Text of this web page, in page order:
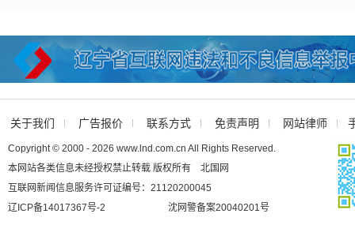
关于我们 广告报价 联系方式 免责声明 网站律师
Copyright © 2000 - 2026 www.lnd.com.cn All Rights Reserved.
本网站各类信息未经授权禁止转载 版权所有 北国网
互联网新闻信息服务许可证编号：21120200045
辽ICP备14017367号-2
沈网警备案20040201号